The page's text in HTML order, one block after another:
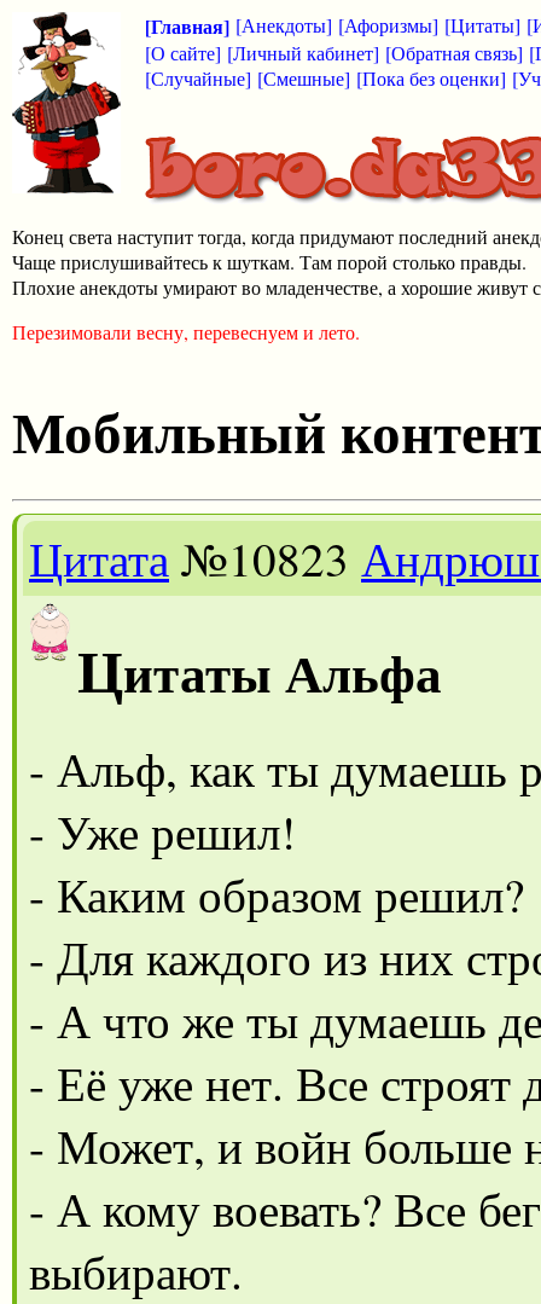
[Главная] [Анекдоты] [Афоризмы] [Цитаты]
[О сайте] [Личный кабинет] [Обратная связь]
[Случайные] [Смешные] [Пока без оценки]
Конец света наступит тогда, когда придумают последний
Чаще прислушивайтесь к шуткам. Там порой столько правды.
Плохие анекдоты умирают во младенчестве, а хорошие живут
Перезимовали весну, перевеснуем и лето.
Мобильный
Цитата№10823
Цитаты Альфа
- Альф, как ты думаешь
- Уже решил!
- Каким образом решил?
- Для каждого из них
- А что же ты думаешь
- Её уже нет. Все строят
- Может, и войн больше
- А кому воевать? Все
выбирают.